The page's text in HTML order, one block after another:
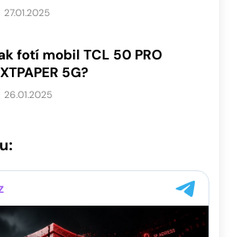
27.01.2025
fotí mobil TCL 50 PRO
5G?
26.01.2025